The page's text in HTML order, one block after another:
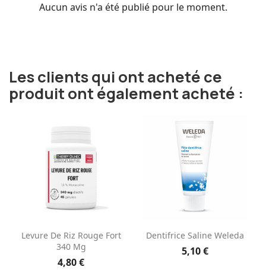
Aucun avis n'a été publié pour le moment.
Les clients qui ont acheté ce
produit ont également acheté :
Levure De Riz Rouge Fort
340 Mg
4,80 €
Dentifrice Saline Weleda
5,10 €